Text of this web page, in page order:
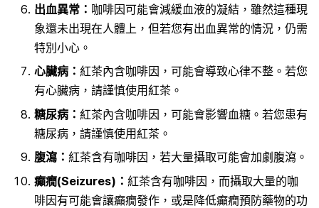
出血異常： 咖啡因可能會減緩血液的凝結，雖然這種現
象還未出現在人體上，但若您有出血異常的情況，仍需
特別小心。
心臟病： 紅茶內含咖啡因，可能會導致心律不整。若您
有心臟病，請謹慎使用紅茶。
糖尿病： 紅茶內含咖啡因，可能會影響血糖。若您患有
糖尿病，請謹慎使用紅茶。
腹瀉： 紅茶含有咖啡因，若大量攝取可能會加劇腹瀉。
癲癇(Seizures)： 紅茶含有咖啡因，而攝取大量的咖
啡因有可能會讓癲癇發作，或是降低癲癇預防藥物的功